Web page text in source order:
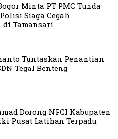
Minta PT PMC Tunda
Siaga Cegah
di Tamansari
Tuntaskan Penantian
Tegal Benteng
Dorong NPCI Kabupaten
Pusat Latihan Terpadu